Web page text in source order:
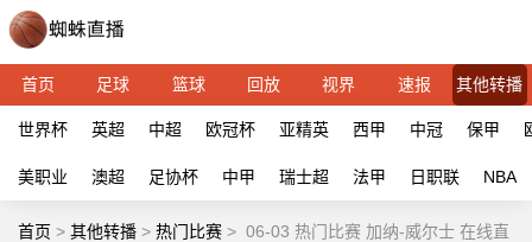
首页 足球 篮球 回放 视界 速报 其他转播
世界杯 英超 中超 欧冠杯 亚精英 西甲 中冠 保甲
美职业 澳超 足协杯 中甲 瑞士超 法甲 日职联 NBA
首页 > 其他转播 > 热门比赛 > 06-03 热门比赛 加纳-威尔士 在线直